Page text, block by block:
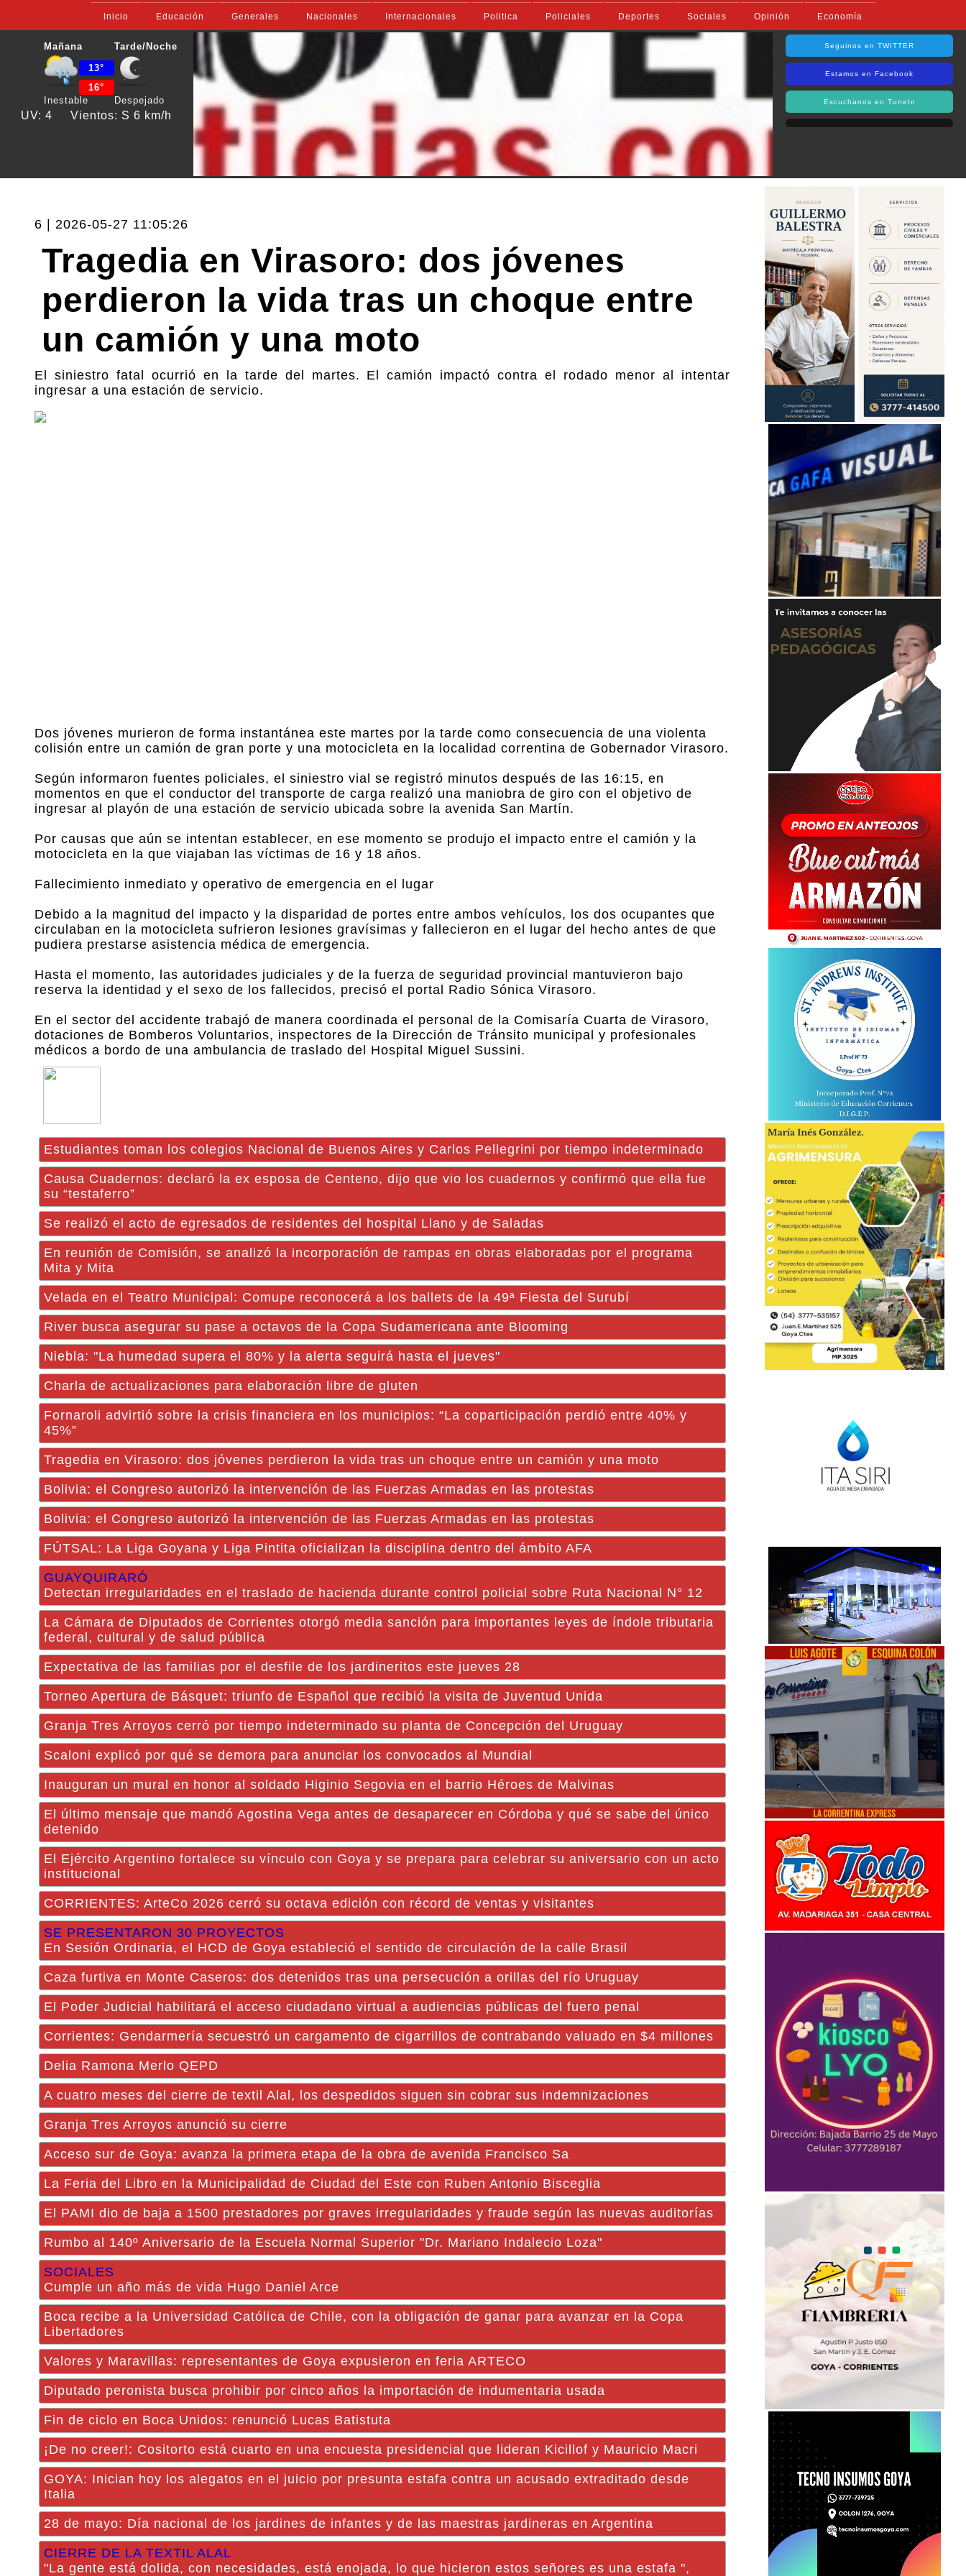
Inicio Educación Generales Nacionales Internacionales Politica Policiales Deportes Sociales Opinión Economía
Mañana
Inestable
13°
16°
Tarde/Noche
Despejado
UV: 4 Vientos: S 6 km/h
Seguinos en TWITTER
Estamos en Facebook
Escuchanos en TuneIn
6 | 2026-05-27 11:05:26
Tragedia en Virasoro: dos jóvenes
perdieron la vida tras un choque entre
un camión y una moto
El siniestro fatal ocurrió en la tarde del martes. El camión impactó contra el rodado menor al intentar
ingresar a una estación de servicio.
Dos jóvenes murieron de forma instantánea este martes por la tarde como consecuencia de una violenta
colisión entre un camión de gran porte y una motocicleta en la localidad correntina de Gobernador Virasoro.
Según informaron fuentes policiales, el siniestro vial se registró minutos después de las 16:15, en
momentos en que el conductor del transporte de carga realizó una maniobra de giro con el objetivo de
ingresar al playón de una estación de servicio ubicada sobre la avenida San Martín.
Por causas que aún se intentan establecer, en ese momento se produjo el impacto entre el camión y la
motocicleta en la que viajaban las víctimas de 16 y 18 años.
Fallecimiento inmediato y operativo de emergencia en el lugar
Debido a la magnitud del impacto y la disparidad de portes entre ambos vehículos, los dos ocupantes que
circulaban en la motocicleta sufrieron lesiones gravísimas y fallecieron en el lugar del hecho antes de que
pudiera prestarse asistencia médica de emergencia.
Hasta el momento, las autoridades judiciales y de la fuerza de seguridad provincial mantuvieron bajo
reserva la identidad y el sexo de los fallecidos, precisó el portal Radio Sónica Virasoro.
En el sector del accidente trabajó de manera coordinada el personal de la Comisaría Cuarta de Virasoro,
dotaciones de Bomberos Voluntarios, inspectores de la Dirección de Tránsito municipal y profesionales
médicos a bordo de una ambulancia de traslado del Hospital Miguel Sussini.
Estudiantes toman los colegios Nacional de Buenos Aires y Carlos Pellegrini por tiempo indeterminado
Causa Cuadernos: declaró la ex esposa de Centeno, dijo que vio los cuadernos y confirmó que ella fue
su “testaferro”
Se realizó el acto de egresados de residentes del hospital Llano y de Saladas
En reunión de Comisión, se analizó la incorporación de rampas en obras elaboradas por el programa
Mita y Mita
Velada en el Teatro Municipal: Comupe reconocerá a los ballets de la 49ª Fiesta del Surubí
River busca asegurar su pase a octavos de la Copa Sudamericana ante Blooming
Niebla: "La humedad supera el 80% y la alerta seguirá hasta el jueves"
Charla de actualizaciones para elaboración libre de gluten
Fornaroli advirtió sobre la crisis financiera en los municipios: “La coparticipación perdió entre 40% y
45%”
Tragedia en Virasoro: dos jóvenes perdieron la vida tras un choque entre un camión y una moto
Bolivia: el Congreso autorizó la intervención de las Fuerzas Armadas en las protestas
Bolivia: el Congreso autorizó la intervención de las Fuerzas Armadas en las protestas
FÚTSAL: La Liga Goyana y Liga Pintita oficializan la disciplina dentro del ámbito AFA
GUAYQUIRARÓ
Detectan irregularidades en el traslado de hacienda durante control policial sobre Ruta Nacional N° 12
La Cámara de Diputados de Corrientes otorgó media sanción para importantes leyes de índole tributaria
federal, cultural y de salud pública
Expectativa de las familias por el desfile de los jardineritos este jueves 28
Torneo Apertura de Básquet: triunfo de Español que recibió la visita de Juventud Unida
Granja Tres Arroyos cerró por tiempo indeterminado su planta de Concepción del Uruguay
Scaloni explicó por qué se demora para anunciar los convocados al Mundial
Inauguran un mural en honor al soldado Higinio Segovia en el barrio Héroes de Malvinas
El último mensaje que mandó Agostina Vega antes de desaparecer en Córdoba y qué se sabe del único
detenido
El Ejército Argentino fortalece su vínculo con Goya y se prepara para celebrar su aniversario con un acto
institucional
CORRIENTES: ArteCo 2026 cerró su octava edición con récord de ventas y visitantes
SE PRESENTARON 30 PROYECTOS
En Sesión Ordinaria, el HCD de Goya estableció el sentido de circulación de la calle Brasil
Caza furtiva en Monte Caseros: dos detenidos tras una persecución a orillas del río Uruguay
El Poder Judicial habilitará el acceso ciudadano virtual a audiencias públicas del fuero penal
Corrientes: Gendarmería secuestró un cargamento de cigarrillos de contrabando valuado en $4 millones
Delia Ramona Merlo QEPD
A cuatro meses del cierre de textil Alal, los despedidos siguen sin cobrar sus indemnizaciones
Granja Tres Arroyos anunció su cierre
Acceso sur de Goya: avanza la primera etapa de la obra de avenida Francisco Sa
La Feria del Libro en la Municipalidad de Ciudad del Este con Ruben Antonio Bisceglia
El PAMI dio de baja a 1500 prestadores por graves irregularidades y fraude según las nuevas auditorías
Rumbo al 140º Aniversario de la Escuela Normal Superior "Dr. Mariano Indalecio Loza"
SOCIALES
Cumple un año más de vida Hugo Daniel Arce
Boca recibe a la Universidad Católica de Chile, con la obligación de ganar para avanzar en la Copa
Libertadores
Valores y Maravillas: representantes de Goya expusieron en feria ARTECO
Diputado peronista busca prohibir por cinco años la importación de indumentaria usada
Fin de ciclo en Boca Unidos: renunció Lucas Batistuta
¡De no creer!: Cositorto está cuarto en una encuesta presidencial que lideran Kicillof y Mauricio Macri
GOYA: Inician hoy los alegatos en el juicio por presunta estafa contra un acusado extraditado desde
Italia
28 de mayo: Día nacional de los jardines de infantes y de las maestras jardineras en Argentina
CIERRE DE LA TEXTIL ALAL
"La gente está dolida, con necesidades, está enojada, lo que hicieron estos señores es una estafa ",